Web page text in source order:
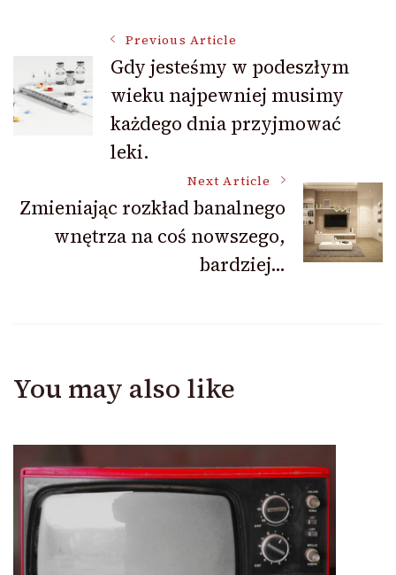
Post
Navigation
Previous Article
Gdy jesteśmy w podeszłym
wieku najpewniej musimy
każdego dnia przyjmować
leki.
Next Article
Zmieniając rozkład banalnego
wnętrza na coś nowszego,
bardziej…
You may also like